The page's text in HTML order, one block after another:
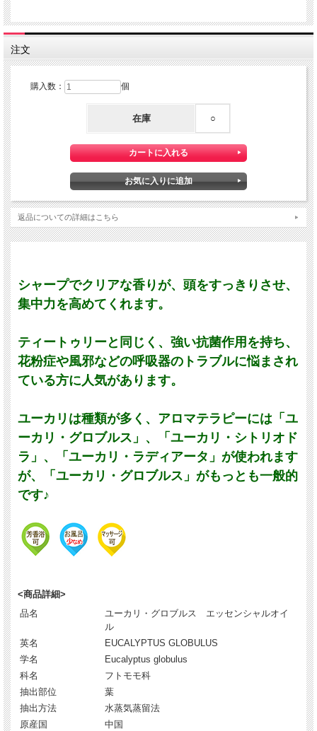
注文
購入数： 個
在庫 ○
返品についての詳細はこちら
シャープでクリアな香りが、頭をすっきりさせ、
集中力を高めてくれます。
ティートゥリーと同じく、強い抗菌作用を持ち、
花粉症や風邪などの呼吸器のトラブルに悩まされ
ている方に人気があります。
ユーカリは種類が多く、アロマテラピーには「ユ
ーカリ・グロブルス」、「ユーカリ・シトリオド
ラ」、「ユーカリ・ラディアータ」が使われます
が、「ユーカリ・グロブルス」がもっとも一般的
です♪
<商品詳細>
品名
ユーカリ・グロブルス エッセンシャルオイ
ル
英名
EUCALYPTUS GLOBULUS
学名
Eucalyptus globulus
科名
フトモモ科
抽出部位
葉
抽出方法
水蒸気蒸留法
原産国
中国